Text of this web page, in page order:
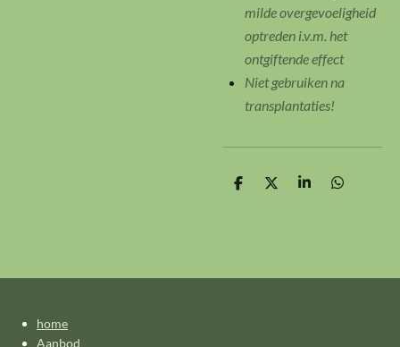
milde overgevoeligheid
optreden i.v.m. het
ontgiftende effect
Niet gebruiken na
transplantaties!
D
D
S
D
home
Aanbod